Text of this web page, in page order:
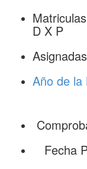
D X P
Año de
Fecha